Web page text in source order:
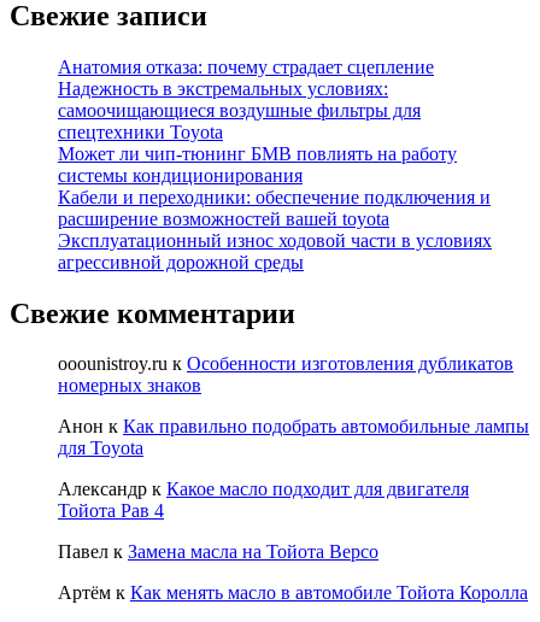
Свежие записи
Анатомия отказа: почему страдает сцепление
Надежность в экстремальных условиях:
самоочищающиеся воздушные фильтры для
спецтехники Toyota
Может ли чип-тюнинг БМВ повлиять на работу
системы кондиционирования
Кабели и переходники: обеспечение подключения и
расширение возможностей вашей toyota
Эксплуатационный износ ходовой части в условиях
агрессивной дорожной среды
Свежие комментарии
ooounistroy.ru к Особенности изготовления дубликатов
номерных знаков
Анон к Как правильно подобрать автомобильные лампы
для Toyota
Александр к Какое масло подходит для двигателя
Тойота Рав 4
Павел к Замена масла на Тойота Версо
Артём к Как менять масло в автомобиле Тойота Королла